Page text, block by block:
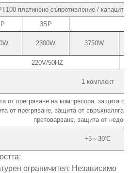
платинено съпротивление /
3БР
2300W 3750W
220V/50HZ
1 комплект
от прегряване на компресора, защита от
от прегряване, защита от
претоварване, защита от
+5～30℃
ограничител: Независимо